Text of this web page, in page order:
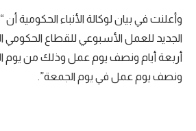
وأعلنت في بيان لوكالة الأنباء الحكومية أن
الجديد للعمل الأسبوعي للقطاع الحكومي
أربعة أيام ونصف يوم عمل وذلك من يوم
ونصف يوم عمل في يوم الجمعة”.